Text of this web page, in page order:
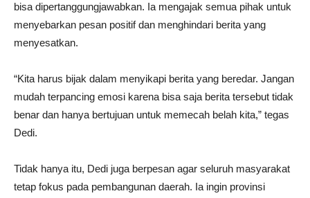
bisa dipertanggungjawabkan. Ia mengajak semua pihak untuk
menyebarkan pesan positif dan menghindari berita yang
menyesatkan.
“Kita harus bijak dalam menyikapi berita yang beredar. Jangan
mudah terpancing emosi karena bisa saja berita tersebut tidak
benar dan hanya bertujuan untuk memecah belah kita,” tegas
Dedi.
Tidak hanya itu, Dedi juga berpesan agar seluruh masyarakat
tetap fokus pada pembangunan daerah. Ia ingin provinsi